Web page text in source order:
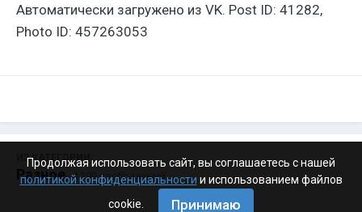
Автоматически загружено из VK. Post ID: 41282,
Photo ID: 457263053
ИЗ КАТЕГОРИИ:
Разное · 4 199 изображений
Продолжая использовать сайт, вы соглашаетесь с нашей
политикой конфиденциальности и использованием файлов
cookie.
Принимаю